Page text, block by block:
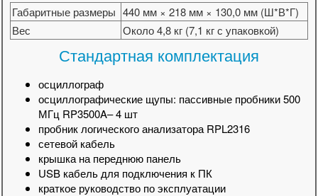
Габаритные размеры 440 мм × 218 мм × 130,0 мм (Ш*В*Г)
Вес
Около 4,8 кг (7,1 кг с упаковкой)
Стандартная комплектация
осциллограф
осциллографические щупы: пассивные пробники 500
МГц RP3500A– 4 шт
пробник логического анализатора RPL2316
сетевой кабель
крышка на переднюю панель
USB кабель для подключения к ПК
краткое руководство по эксплуатации